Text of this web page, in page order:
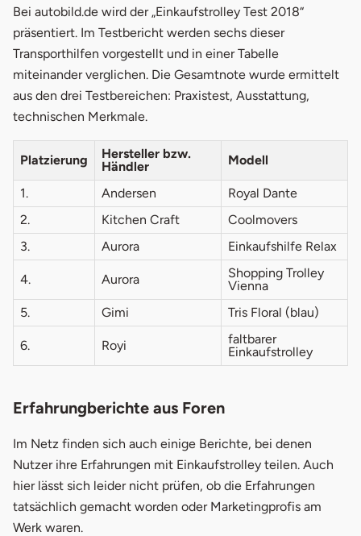
Bei autobild.de wird der „Einkaufstrolley Test 2018“
präsentiert. Im Testbericht werden sechs dieser
Transporthilfen vorgestellt und in einer Tabelle
miteinander verglichen. Die Gesamtnote wurde ermittelt
aus den drei Testbereichen: Praxistest, Ausstattung,
technischen Merkmale.
Platzierung
Hersteller bzw.
Händler
Modell
1. Andersen
Royal Dante
2.
Kitchen Craft
Coolmovers
3.
Aurora Einkaufshilfe Relax
4. Aurora
Shopping Trolley
Vienna
5.
Gimi Tris Floral (blau)
6. Royi
faltbarer
Einkaufstrolley
Erfahrungberichte aus Foren
Im Netz finden sich auch einige Berichte, bei denen
Nutzer ihre Erfahrungen mit Einkaufstrolley teilen. Auch
hier lässt sich leider nicht prüfen, ob die Erfahrungen
tatsächlich gemacht worden oder Marketingprofis am
Werk waren.